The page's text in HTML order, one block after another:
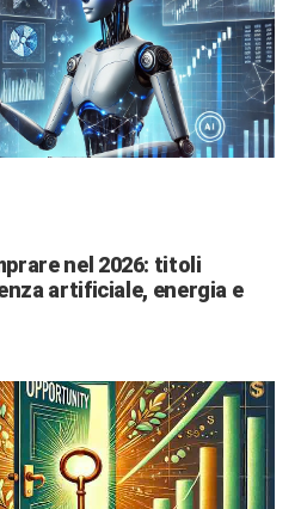
nel 2026: titoli
artificiale, energia e